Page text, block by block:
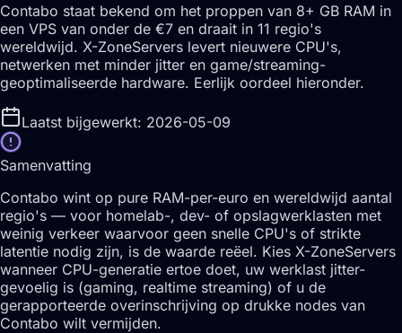
Contabo staat bekend om het proppen van 8+ GB RAM in
een VPS van onder de €7 en draait in 11 regio's
wereldwijd. X-ZoneServers levert nieuwere CPU's,
netwerken met minder jitter en game/streaming-
geoptimaliseerde hardware. Eerlijk oordeel hieronder.
Laatst bijgewerkt: 2026-05-09
Samenvatting
Contabo wint op pure RAM-per-euro en wereldwijd aantal
regio's — voor homelab-, dev- of opslagwerklasten met
weinig verkeer waarvoor geen snelle CPU's of strikte
latentie nodig zijn, is de waarde reëel. Kies X-ZoneServers
wanneer CPU-generatie ertoe doet, uw werklast jitter-
gevoelig is (gaming, realtime streaming) of u de
gerapporteerde overinschrijving op drukke nodes van
Contabo wilt vermijden.